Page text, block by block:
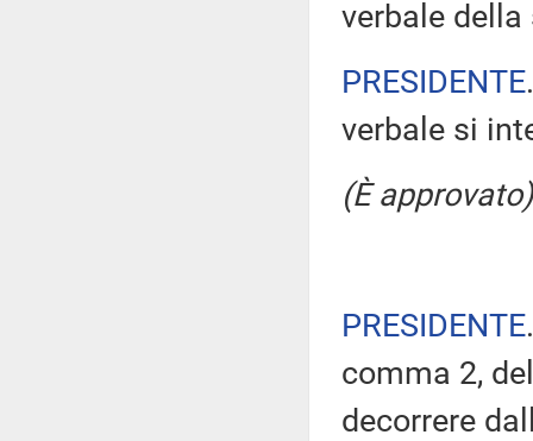
verbale
PRESIDENTE
verbale si
(È approvato)
PRESIDENTE
comma 2,
decorrere